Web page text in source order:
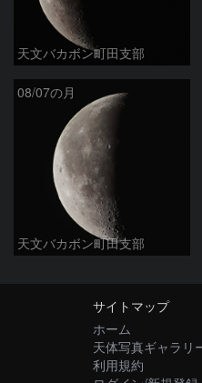
天文バカボン町田支部
08/07の月
天文バカボン町田支部
サイトマップ
ホーム
天体写真ギャラリ
利用規約